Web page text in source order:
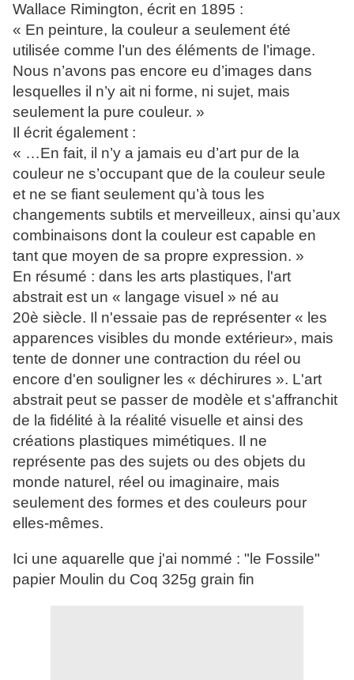
Wallace Rimington, écrit en 1895 :
« En peinture, la couleur a seulement été
utilisée comme l’un des éléments de l’image.
Nous n’avons pas encore eu d’images dans
lesquelles il n’y ait ni forme, ni sujet, mais
seulement la pure couleur. »
Il écrit également :
« …En fait, il n’y a jamais eu d’art pur de la
couleur ne s’occupant que de la couleur seule
et ne se fiant seulement qu’à tous les
changements subtils et merveilleux, ainsi qu’aux
combinaisons dont la couleur est capable en
tant que moyen de sa propre expression. »
En résumé : dans les arts plastiques, l'art
abstrait est un « langage visuel » né au
20è siècle. Il n'essaie pas de représenter « les
apparences visibles du monde extérieur», mais
tente de donner une contraction du réel ou
encore d'en souligner les « déchirures ». L'art
abstrait peut se passer de modèle et s'affranchit
de la fidélité à la réalité visuelle et ainsi des
créations plastiques mimétiques. Il ne
représente pas des sujets ou des objets du
monde naturel, réel ou imaginaire, mais
seulement des formes et des couleurs pour
elles-mêmes.
Ici une aquarelle que j'ai nommé : "le Fossile"
papier Moulin du Coq 325g grain fin